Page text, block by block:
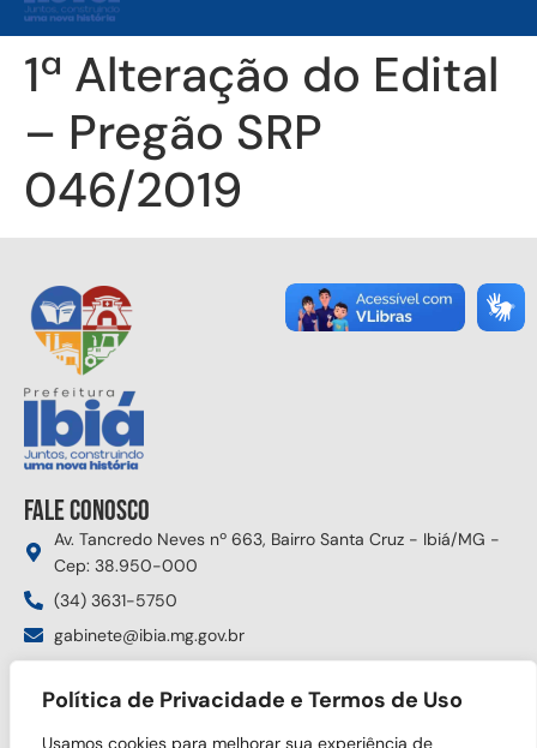
Política de Privacidade e Termos de Uso
Usamos cookies para melhorar sua experiência de
1ª Alteração do Edital
– Pregão SRP
046/2019
Fale conosco
Av. Tancredo Neves nº 663, Bairro Santa Cruz - Ibiá/MG -
Cep: 38.950-000
(34) 3631-5750
gabinete@ibia.mg.gov.br